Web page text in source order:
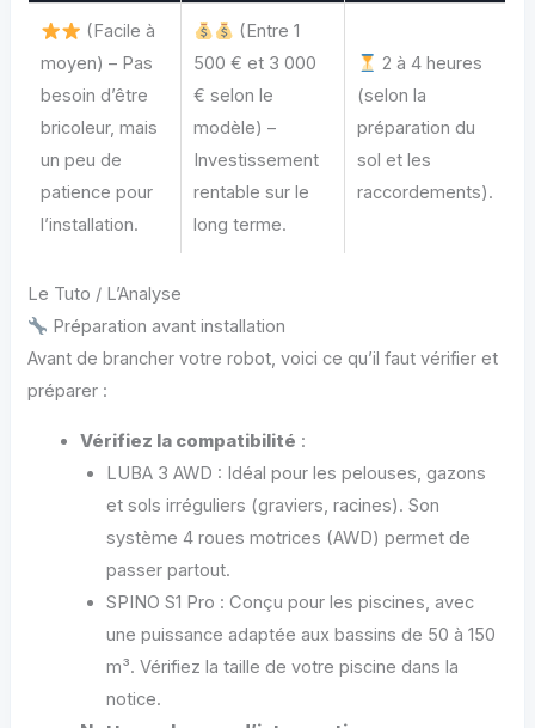
(Facile à
moyen) – Pas
besoin d’être
bricoleur, mais
un peu de
patience pour
l’installation.
(Entre 1
500 € et 3 000
€ selon le
modèle) –
Investissement
rentable sur le
long terme.
2 à 4 heures
(selon la
préparation du
sol et les
raccordements).
Le Tuto / L’Analyse
Préparation avant installation
Avant de brancher votre robot, voici ce qu’il faut vérifier et
préparer :
Vérifiez la compatibilité :
LUBA 3 AWD : Idéal pour les pelouses, gazons
et sols irréguliers (graviers, racines). Son
système 4 roues motrices (AWD) permet de
passer partout.
SPINO S1 Pro : Conçu pour les piscines, avec
une puissance adaptée aux bassins de 50 à 150
m³. Vérifiez la taille de votre piscine dans la
notice.